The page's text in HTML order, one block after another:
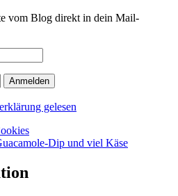
vom Blog direkt in dein Mail-
gelesen
Dip und viel Käse